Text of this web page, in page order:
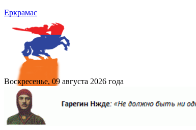
Еркрамас
Воскресенье, 09 августа 2026 года